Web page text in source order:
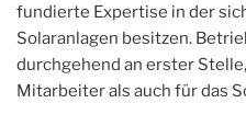
fundierte Expertise in der
Solaranlagen besitzen.
durchgehend an erster
Mitarbeiter als auch für das